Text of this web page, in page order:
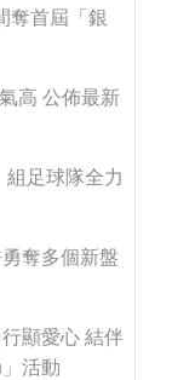
奪首屆「銀
高 公佈最新
足球隊全力
奪多個新盤
顯愛心 結伴
活動